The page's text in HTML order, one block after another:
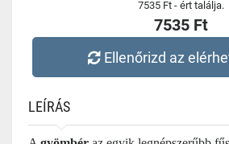
7535 Ft - ért találja.
7535 Ft
Ellenőrizd az
LEÍRÁS